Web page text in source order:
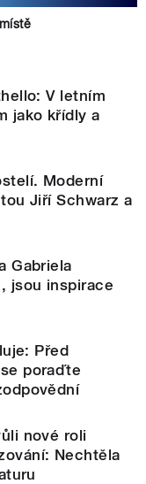
V letním
jako křídly a
Moderní
Jiří Schwarz a
Gabriela
jsou inspirace
Před
poraďte
nové roli
Nechtěla